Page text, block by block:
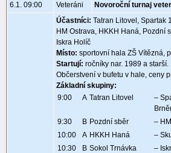
6.1. 09:00 Veteráni
Novoroční turnaj
Účastníci: Tatran Litovel, Spartak
HM Ostrava, HKKH Haná, Pozdní
Iskra Holíč
Místo: sportovní hala ZŠ Vítězná,
Startují: ročníky nar. 1989 a starší.
Občerstvení v bufetu v hale, ceny
Základní skupiny:
9:00
A Tatran Litovel
–
9:30 B Pozdní sběr –
10:00
A HKKH Haná –
10:30
B Sokol Trnávka –